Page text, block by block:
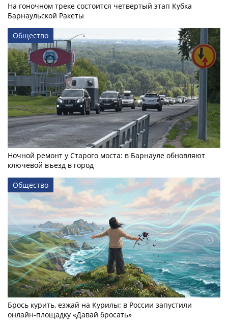
На гоночном треке состоится четвертый этап Кубка
Барнаульской Ракеты
Общество
Ночной ремонт у Старого моста: в Барнауле обновляют
ключевой въезд в город
Общество
Брось курить, езжай на Курилы: в России запустили
онлайн-­площадку «Давай бросать»